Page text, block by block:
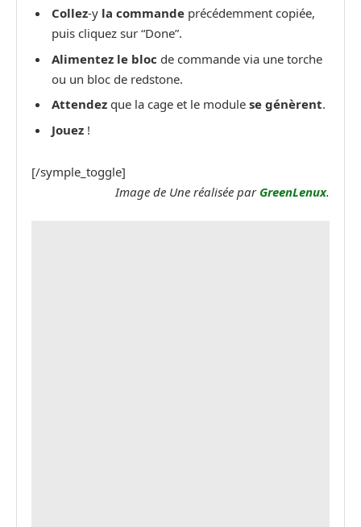
Collez-y la commande précédemment copiée,
puis cliquez sur “Done”.
Alimentez le bloc de commande via une torche
ou un bloc de redstone.
Attendez que la cage et le module se génèrent.
Jouez !
[/symple_toggle]
Image de Une réalisée par GreenLenux.